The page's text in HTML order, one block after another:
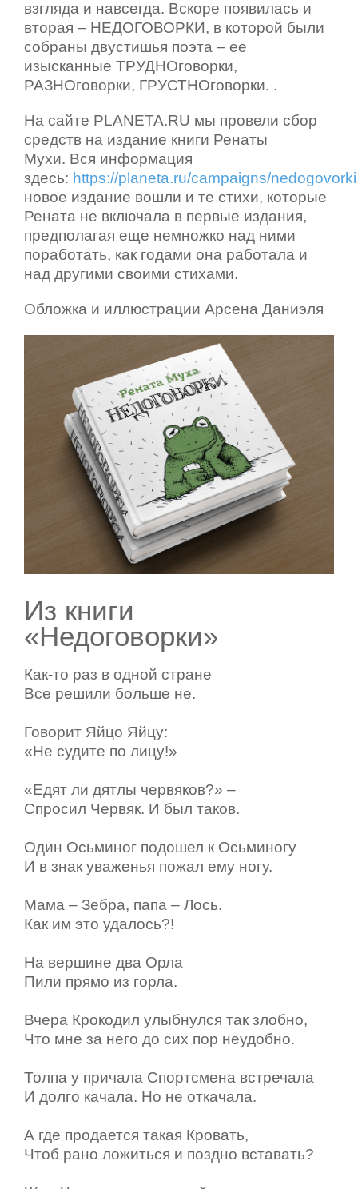
взгляда и навсегда. Вскоре появилась и
вторая – НЕДОГОВОРКИ, в которой были
собраны двустишья поэта – ее
изысканные ТРУДНОговорки,
РАЗНОговорки, ГРУСТНОговорки. .
На сайте PLANETA.RU мы провели сбор
средств на издание книги Ренаты
Мухи. Вся информация
здесь: https://planeta.ru/campaigns/nedogovorki
новое издание вошли и те стихи, которые
Рената не включала в первые издания,
предполагая еще немножко над ними
поработать, как годами она работала и
над другими своими стихами.
Обложка и иллюстрации Арсена Даниэля
Из книги
«Недоговорки»
Как-то раз в одной стране
Все решили больше не.
Говорит Яйцо Яйцу:
«Не судите по лицу!»
«Едят ли дятлы червяков?» –
Спросил Червяк. И был таков.
Один Осьминог подошел к Осьминогу
И в знак уваженья пожал ему ногу.
Мама – Зебра, папа – Лось.
Как им это удалось?!
На вершине два Орла
Пили прямо из горла.
Вчера Крокодил улыбнулся так злобно,
Что мне за него до сих пор неудобно.
Толпа у причала Спортсмена встречала
И долго качала. Но не откачала.
А где продается такая Кровать,
Чтоб рано ложиться и поздно вставать?